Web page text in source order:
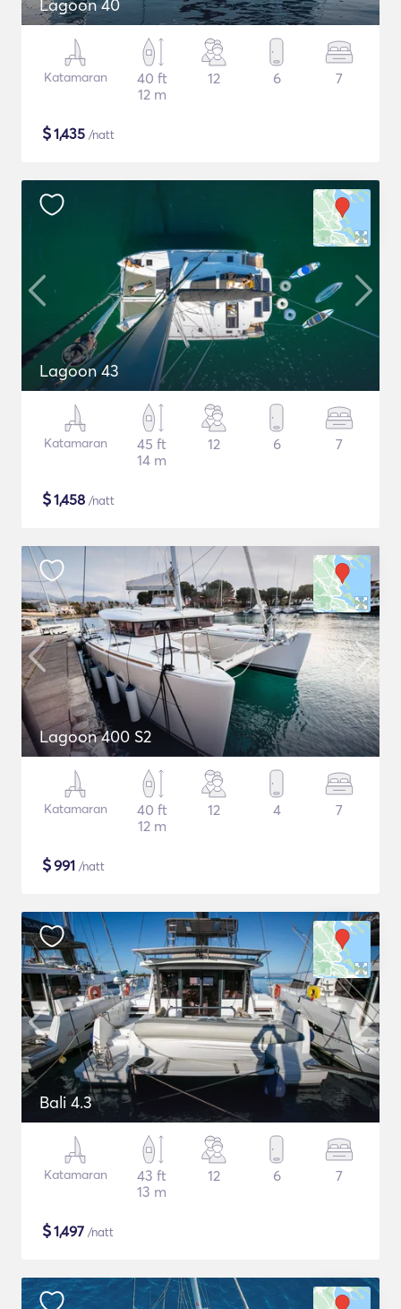
Lagoon 40
Katamaran
40 ft
12 m
12 6 7
$1,435 /natt
Lagoon 43
Katamaran
45 ft
14 m
12 6 7
$1,458 /natt
Lagoon 400 S2
Katamaran
40 ft
12 m
12 4 7
$991 /natt
Bali 4.3
Katamaran
43 ft
13 m
12 6 7
$1,497 /natt